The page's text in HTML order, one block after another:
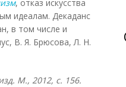
, отказ искусства
идеалам. Декаданс
в том числе и
В. Я. Брюсова, Л. Н.
М., 2012, с. 156.